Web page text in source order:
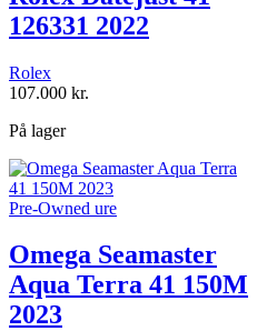
126331 2022
Rolex
107.000 kr.
På lager
Pre-Owned ure
Omega Seamaster
Aqua Terra 41 150M
2023